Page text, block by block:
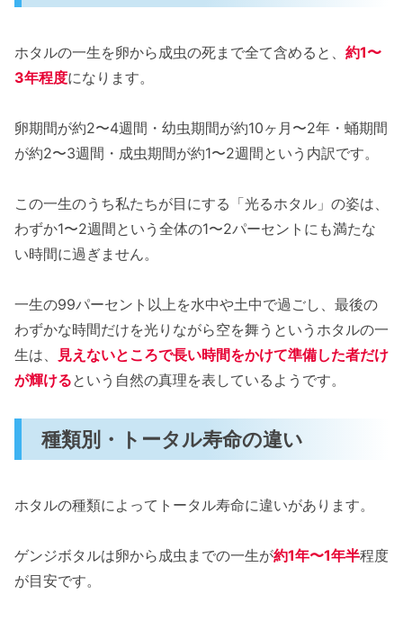
ホタルの一生を卵から成虫の死まで全て含めると、 約1〜
3年程度になります。
卵期間が約2〜4週間・幼虫期間が約10ヶ月〜2年・蛹期間
が約2〜3週間・成虫期間が約1〜2週間という内訳です。
この一生のうち私たちが目にする「光るホタル」の姿は、
わずか1〜2週間という全体の1〜2パーセントにも満たな
い時間に過ぎません。
一生の99パーセント以上を水中や土中で過ごし、最後の
わずかな時間だけを光りながら空を舞うというホタルの一
生は、
見えないところで長い時間をかけて準備した者だけ
が輝けるという自然の真理を表しているようです。
種類別・トータル寿命の違い
ホタルの種類によってトータル寿命に違いがあります。
ゲンジボタルは卵から成虫までの一生が約1年〜1年半程度
が目安です。